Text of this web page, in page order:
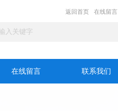
返回首页 在线留言
在线留言 联系我们